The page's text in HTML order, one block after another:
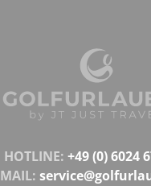
HOTLINE: +49 (0) 6024
MAIL: